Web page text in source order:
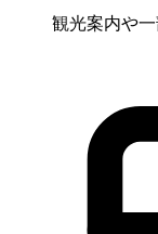
観光案内や